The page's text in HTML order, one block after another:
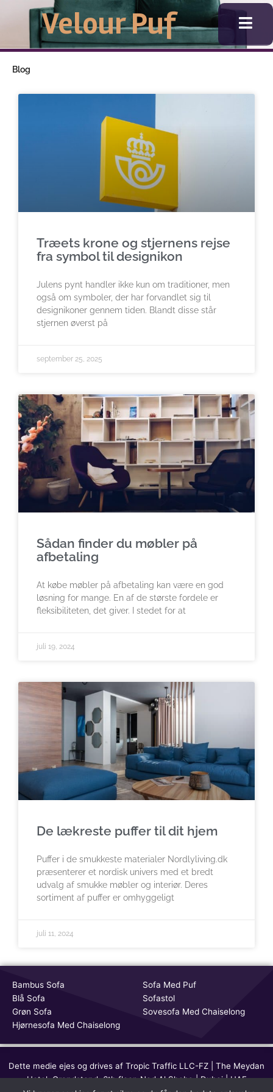
indholdet
Velour Puf
Blog
Træets krone og stjernens rejse
fra symbol til designikon
Julens pynt handler ikke kun om traditioner, men
også om symboler, der har forvandlet sig til
designikoner gennem tiden. Blandt disse står
stjernen øverst på
september 25, 2025
Sådan finder du møbler på
afbetaling
At købe møbler på afbetaling kan være en god
løsning for mange. En af de største fordele er
fleksibiliteten, det giver. I stedet for at
juli 19, 2024
De lækreste puffer til dit hjem
Puffer i de smukkeste materialer Nordlyliving.dk
præsenterer et nordisk univers med et bredt
udvalg af smukke møbler og interiør. Deres
sortiment af puffer er omhyggeligt
juli 11, 2024
Bambus Sofa
Blå Sofa
Grøn Sofa
Hjørnesofa Med Chaiselong
Sofa Med Puf
Sofastol
Sovesofa Med Chaiselong
Dette medie ejes og drives af Tropic Traffic LLC-FZ | The Meydan
Hotel, Grandstand, 6th floor, Nad Al Sheba | Dubai | UAE